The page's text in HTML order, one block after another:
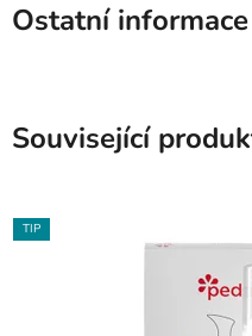
Ostatní informace
Související
TIP